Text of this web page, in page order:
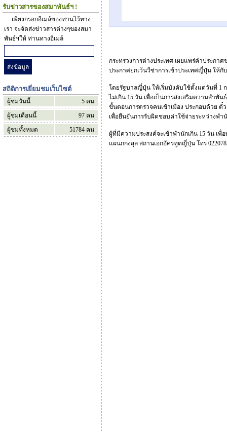
รับข่าวสารของสมาพันธ์ฯ !
เพียงกรอกอีเมล์ของท่านไว้ทาง
เรา จะจัดส่งข่าวสารต่างๆของสมา
พันธ์ฯให้ ท่านทางอีเมล์
สถิติการเยี่ยมชมเว็บไซต์
ผู้ชมวันนี้ 5 คน
ผู้ชมเดือนนี้
97 คน
ผู้ชมทั้งหมด
51784 คน
กระทรวงการต่างประเทศ เผยแพร่คำประก
ประกาศยกเว้นวีซ่าการเข้าประเทศญี่ปุ่น ให้
โดยรัฐบาลญี่ปุ่น ให้เริ่มบังคับใช้ตั้งแต่วันที่ 1
ไม่เกิน 15 วัน เพื่อเป็นการส่งเสริมความสำพั
ขั้นตอนการตรวจคนเข้าเมือง ประกอบด้วย ตั๋
เพื่อยืนยันการรับผิดชอบค่าใช้จ่ายระหว่างพ
ผู้ที่มีความประสงค์จะเข้าพำนักเกิน 15 วัน เ
แผนกกงสุล สถานเอกอัครทูตญี่ปุ่น โทร